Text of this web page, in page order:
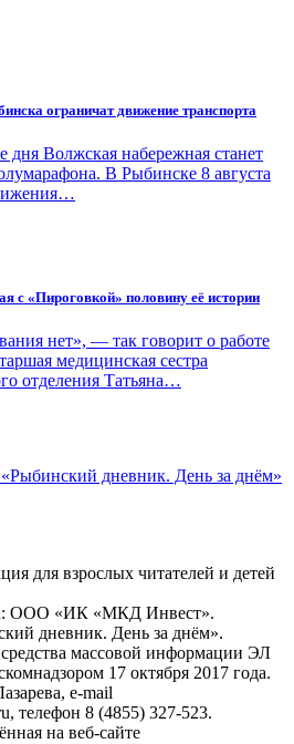
ограничат движение транспорта
дня Волжская набережная станет
В Рыбинске 8 августа
с «Пироговкой» половину её истории
нет», — так говорит о работе
медицинская сестра
отделения Татьяна…
дневник. День за днём»
для взрослых читателей и детей
ООО «ИК «МКД Инвест».
дневник. День за днём».
массовой информации ЭЛ
17 октября 2017 года.
e-mail
телефон 8 (4855) 327-523.
на веб-сайте